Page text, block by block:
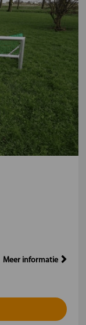
Meer informatie